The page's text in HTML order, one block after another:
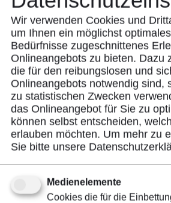
FLOCK ACADEMY
In diesem Workshop lernen Sie
Elektrostatik und der Beflockung.
Alle Schritte des Flock Prozesses
in der Theorie erklärt und können
modernen Flock Labor selber
Die Teilnehmerzahl ist begrenzt.
Wir verwenden Cookies und
um Ihnen ein möglichst
Bedürfnisse zugeschnittenes
Onlineangebots zu bieten. Dazu
die für den reibungslosen und
Onlineangebots notwendig sind,
zu statistischen Zwecken
das Onlineangebot für Sie zu
können selbst entscheiden,
erlauben möchten. Um mehr zu
Sie bitte unsere
Medienelemente
Cookies die für die